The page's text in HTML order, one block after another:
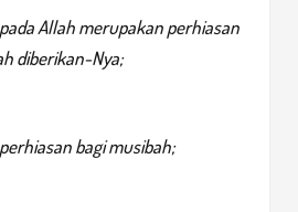
Allah merupakan perhiasan
diberikan-Nya;
bagi musibah;